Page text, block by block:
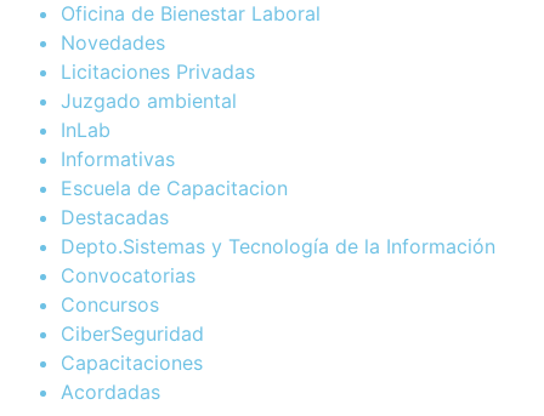
Oficina de Bienestar Laboral
Novedades
Licitaciones Privadas
Juzgado ambiental
InLab
Informativas
Escuela de Capacitacion
Destacadas
Depto.Sistemas y Tecnología de la Información
Convocatorias
Concursos
CiberSeguridad
Capacitaciones
Acordadas